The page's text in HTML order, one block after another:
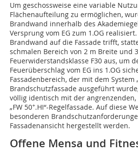
Um geschossweise eine variable
Flächenaufteilung zu ermöglichen,
Brandwand innerhalb des
Versprung vom EG zum 1.OG
Brandwand auf die Fassade trifft,
schmalen Bereich von 2 m Breite und
Feuerwiderstandsklasse F30 aus, um
Feuerüberschlag vom EG ins 1.OG
Fassadenbereich, der mit dem System
Brandschutzfassade ausgeführt
völlig identisch mit der
„FW 50+.HI“-Regelfassade. Auf diese
besonderen
Fassadenansicht hergestellt werden.
Offene Mensa und